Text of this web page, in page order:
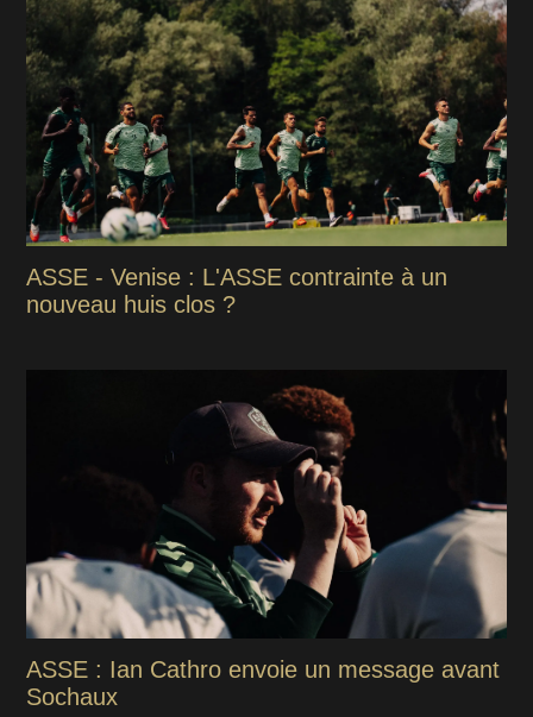
ASSE - Venise : L'ASSE contrainte à un
nouveau huis clos ?
ASSE : Ian Cathro envoie un message avant
Sochaux